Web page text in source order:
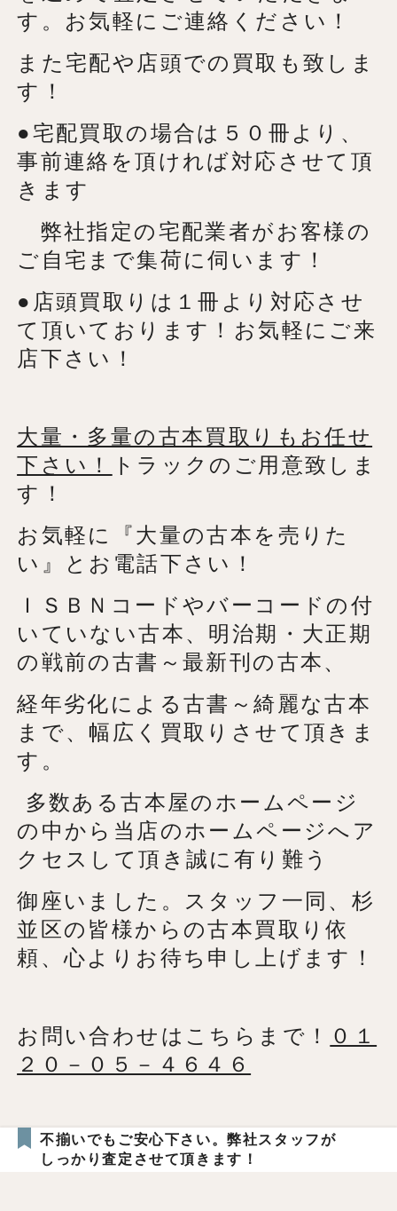
す。お気軽にご連絡ください！
また宅配や店頭での買取も致しま
す！
●宅配買取の場合は５０冊より、
事前連絡を頂ければ対応させて頂
きます
弊社指定の宅配業者がお客様の
ご自宅まで集荷に伺います！
●店頭買取りは１冊より対応させ
て頂いております！お気軽にご来
店下さい！
大量・多量の古本買取りもお任せ
下さい！
トラックのご用意致しま
す！
お気軽に『大量の古本を売りた
い』とお電話下さい！
ＩＳＢＮコードやバーコードの付
いていない古本、明治期・大正期
の戦前の古書～最新刊の古本、
経年劣化による古書～綺麗な古本
まで、幅広く買取りさせて頂きま
す。
多数ある古本屋のホームページ
の中から当店のホームページへア
クセスして頂き誠に有り難う
御座いました。スタッフ一同、杉
並区の皆様からの古本買取り依
頼、心よりお待ち申し上げます！
お問い合わせはこちらまで！
０１
２０－０５－４６４６
不揃いでもご安心下さい。弊社スタッフが
しっかり査定させて頂きます！